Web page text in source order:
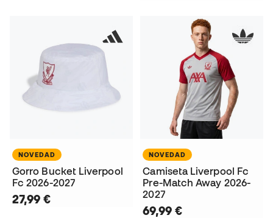
NOVEDAD
Gorro Bucket Liverpool
Fc 2026-2027
27,99 €
NOVEDAD
Camiseta Liverpool Fc
Pre-Match Away 2026-
2027
69,99 €